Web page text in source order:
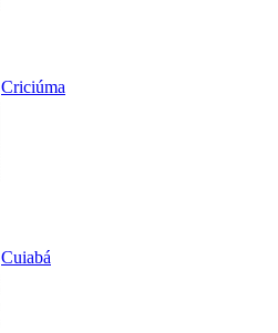
Criciúma
Cuiabá